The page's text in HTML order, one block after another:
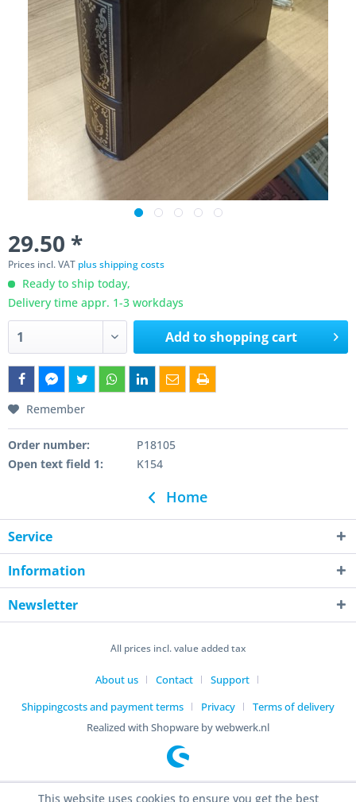
29.50 *
Prices incl. VAT plus shipping costs
Ready to ship today,
Delivery time appr. 1-3 workdays
Add toshopping cart
Remember
Order number:
P18105
Open text field 1:
K154
Home
Service
Information
Newsletter
All prices incl. value added tax
About us Contact
Support
Shippingcosts and payment terms
Privacy
Terms of delivery
Realized with Shopware by webwerk.nl
This website uses cookies to ensure you get the best